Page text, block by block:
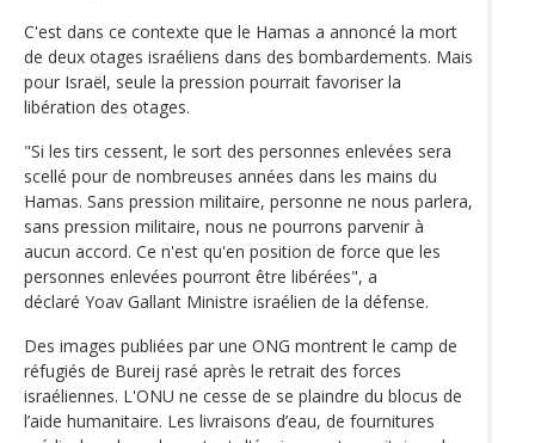
C'est dans ce contexte que le Hamas a annoncé la mort
de deux otages israéliens dans des bombardements. Mais
pour Israël, seule la pression pourrait favoriser la
libération des otages.
"Si les tirs cessent, le sort des personnes enlevées sera
scellé pour de nombreuses années dans les mains du
Hamas. Sans pression militaire, personne ne nous parlera,
sans pression militaire, nous ne pourrons parvenir à
aucun accord. Ce n'est qu'en position de force que les
personnes enlevées pourront être libérées", a
déclaré Yoav Gallant Ministre israélien de la défense.
Des images publiées par une ONG montrent le camp de
réfugiés de Bureij rasé après le retrait des forces
israéliennes. L'ONU ne cesse de se plaindre du blocus de
l’aide humanitaire. Les livraisons d’eau, de fournitures